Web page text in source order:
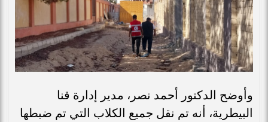
وأوضح الدكتور أحمد نصر، مدير إدارة قنا
البيطرية، أنه تم نقل جميع الكلاب التي تم ضبطها